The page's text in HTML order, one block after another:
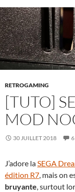
RETROGAMING
[TUTO]
MOD
30 JUILLET 2018
J’adore laSEGA
édition R7, mais on
bruyante, surtout